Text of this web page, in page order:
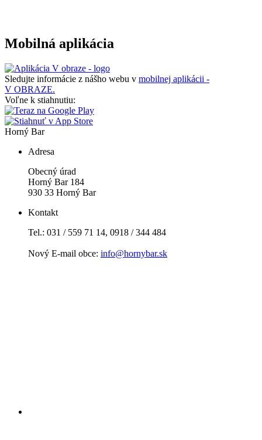
Mobilná aplikácia
Sledujte informácie z nášho webu v mobilnej aplikácii -
V OBRAZE.
Voľne k stiahnutiu:
Horný Bar
Adresa
Obecný úrad
Horný Bar 184
930 33 Horný Bar
Kontakt
Tel.: 031 / 559 71 14, 0918 / 344 484
Nový E-mail obce: info@hornybar.sk